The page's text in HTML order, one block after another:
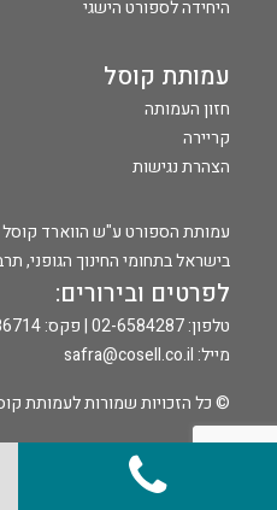
היחידה לספורט הישגי
עמותת קוסל
חזון העמותה
קריירה
הצהרת נגישות
עמותת הספורט ע"ש הווארד קוסל
בישראל בתחומי החינוך הגופני,
לפרטים ובירורים:
טלפון: 02-6584287 | פקס: 02-6586714 |
מייל: safra@cosell.co.il
© כל הזכויות שמורות לעמותת